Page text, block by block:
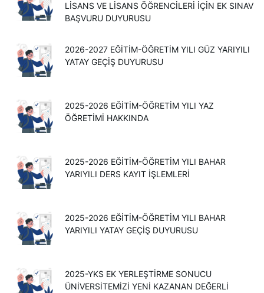
LİSANS VE LİSANS ÖĞRENCİLERİ İÇİN EK SINAV
BAŞVURU DUYURUSU
2026-2027 EĞİTİM-ÖĞRETİM YILI GÜZ YARIYILI
YATAY GEÇİŞ DUYURUSU
2025-2026 EĞİTİM-ÖĞRETİM YILI YAZ
ÖĞRETİMİ HAKKINDA
2025-2026 EĞİTİM-ÖĞRETİM YILI BAHAR
YARIYILI DERS KAYIT İŞLEMLERİ
2025-2026 EĞİTİM-ÖĞRETİM YILI BAHAR
YARIYILI YATAY GEÇİŞ DUYURUSU
2025-YKS EK YERLEŞTİRME SONUCU
ÜNİVERSİTEMİZİ YENİ KAZANAN DEĞERLİ